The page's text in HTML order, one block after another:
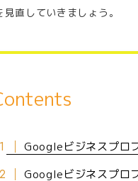
直していきましょう。
Googleビジネスプロ
Googleビジネスプロ